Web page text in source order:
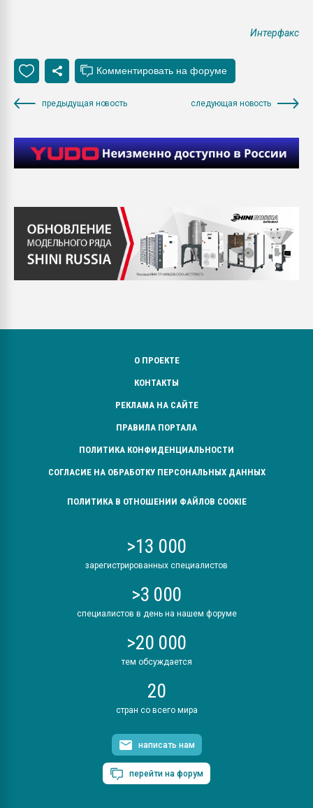
Интерфакс
предыдущая новость следующая новость
О ПРОЕКТЕ
КОНТАКТЫ
РЕКЛАМА НА САЙТЕ
ПРАВИЛА ПОРТАЛА
ПОЛИТИКА КОНФИДЕНЦИАЛЬНОСТИ
СОГЛАСИЕ НА ОБРАБОТКУ ПЕРСОНАЛЬНЫХ ДАННЫХ
ПОЛИТИКА В ОТНОШЕНИИ ФАЙЛОВ COOKIE
>13 000
зарегистрированных специалистов
>3 000
специалистов в день на нашем форуме
>20 000
тем обсуждается
20
стран со всего мира
написать нам
перейти на форум